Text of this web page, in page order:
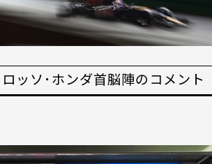
ッソ･ホンダ首脳陣のコメント